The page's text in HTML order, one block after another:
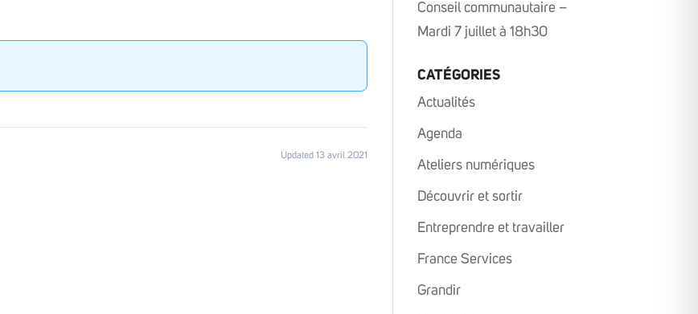
Updated 13 avril 2021
Conseil communautaire –
Mardi 7 juillet à 18h30
CATÉGORIES
Actualités
Agenda
Ateliers numériques
Découvrir et sortir
Entreprendre et travailler
France Services
Grandir